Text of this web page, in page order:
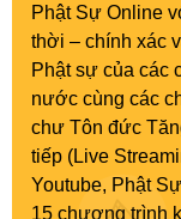
Phật Sự Online
thời – chính xác
Phật sự của các
nước cùng các
chư Tôn đức
tiếp (Live
Youtube, Phật
15 chương trình